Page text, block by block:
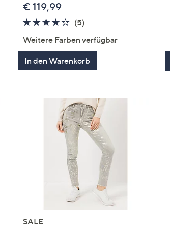
€ 119,99
3.8
(5)
Weitere Farben verfügbar
In den Warenkorb
SALE